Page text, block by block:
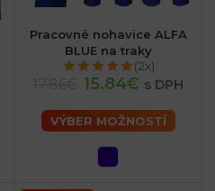
Pracovné nohavice ALFA
BLUE na traky
(2x)
15.84€ s DPH
VÝBER MOŽNOSTÍ